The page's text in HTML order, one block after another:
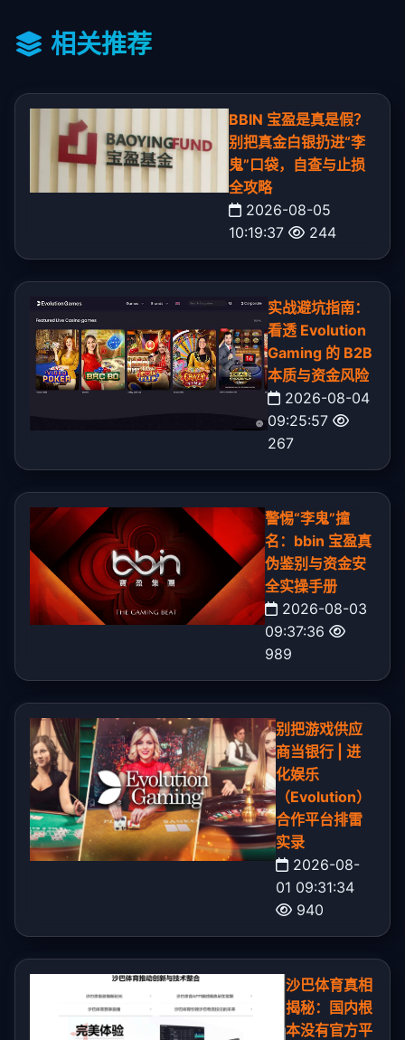
相关推荐
BBIN 宝盈是真是假？
别把真金白银扔进“李
鬼”口袋，自查与止损
全攻略
2026-08-05
10:19:37
244
实战避坑指南：
看透 Evolution
Gaming 的 B2B
本质与资金风险
2026-08-04
09:25:57
267
警惕“李鬼”撞
名：bbin 宝盈真
伪鉴别与资金安
全实操手册
2026-08-03
09:37:36
989
别把游戏供应
商当银行 | 进
化娱乐
（Evolution）
合作平台排雷
实录
2026-08-
01 09:31:34
940
沙巴体育真相
揭秘：国内根
本没有官方平